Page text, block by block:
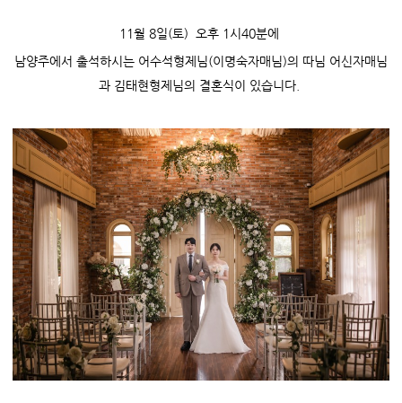
11월 8일(토) 오후 1시40분에
남양주에서 출석하시는 어수석형제님(이명숙자매님)의 따님 어신자매님
과 김태현형제님의 결혼식이 있습니다.